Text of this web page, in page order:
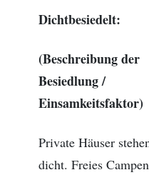
Dichtbesiedelt:
(Beschreibung der
Besiedlung /
Einsamkeitsfaktor)
Private Häuser
dicht. Freies